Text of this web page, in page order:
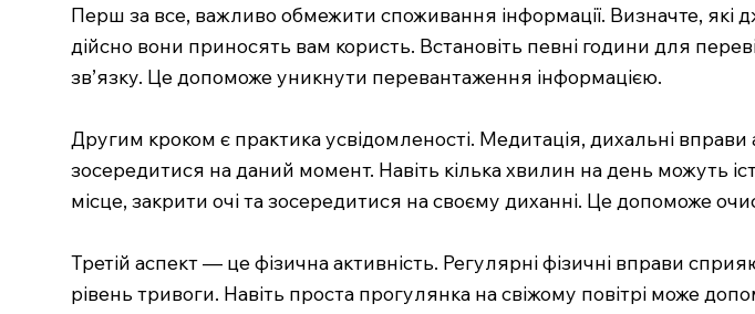
Перш за все, важливо обмежити споживання інформації. Визначте, які
дійсно вони приносять вам користь. Встановіть певні години для
зв’язку. Це допоможе уникнути перевантаження інформацією.
Другим кроком є практика усвідомленості. Медитація, дихальні
зосередитися на даний момент. Навіть кілька хвилин на день можуть
місце, закрити очі та зосередитися на своєму диханні. Це допоможе
Третій аспект — це фізична активність. Регулярні фізичні вправи
рівень тривоги. Навіть проста прогулянка на свіжому повітрі може